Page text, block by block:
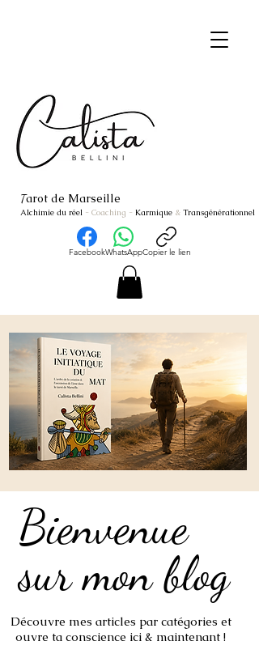
Tarot de Marseille
Alchimie du réel - Coaching - Karmique & Transgénérationnel
FacebookWhatsAppCopier le lien
Bienvenue
sur mon blog
Bienvenue
sur mon blog
Découvre mes articles par catégories et
ouvre ta conscience ici & maintenant !